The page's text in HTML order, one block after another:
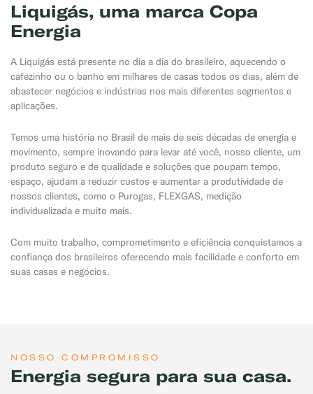
Liquigás, uma marca Copa
Energia
A Liquigás está presente no dia a dia do brasileiro, aquecendo o
cafezinho ou o banho em milhares de casas todos os dias, além de
abastecer negócios e indústrias nos mais diferentes segmentos e
aplicações.
Temos uma história no Brasil de mais de seis décadas de energia e
movimento, sempre inovando para levar até você, nosso cliente, um
produto seguro e de qualidade e soluções que poupam tempo,
espaço, ajudam a reduzir custos e aumentar a produtividade de
nossos clientes, como o Purogas, FLEXGAS, medição
individualizada e muito mais.
Com muito trabalho, comprometimento e eficiência conquistamos a
confiança dos brasileiros oferecendo mais facilidade e conforto em
suas casas e negócios.
NOSSO COMPROMISSO
Energia segura para sua casa.